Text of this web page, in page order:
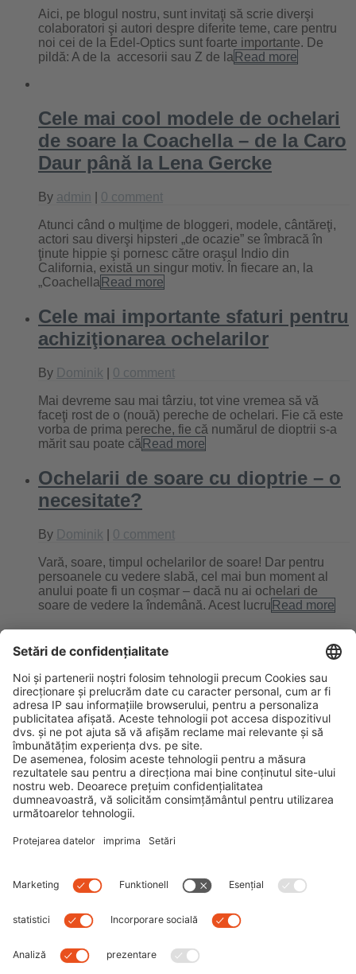
Aici, pe blogul nostru, sunt invitaţi să scrie diverşi
colaboratori şi autori despre diferite teme, care pentru
noi cei de la Edel-Optics sunt foarte importante. De
pildă: A de la accesorii sau Z de la Read more
Cele mai cool modele de ochelari
de soare la Coachella – de la Caro
Daur până la Lena Gercke
By admin 0 comment
Atunci când o mulţime de bloggeri, modele, cântăreţi,
actori sau diverşi hipsteri „de ocazie” se îmbracă în
ţinute hippie şi pornesc către oraşul Indio din
California, există un singur motiv. În fiecare an, la
„Coachella Read more
Cele mai importante sfaturi pentru
achiziţionarea ochelarilor
By Dominik 0 comment
Mai devreme sau mai târziu, tot vine vremea să vă
faceţi rost de o (nouă) pereche de ochelari. Fie că este
vorba de prima pereche, fie că numărul de dioptrii s-a
mărit sau poate că Read more
Ochelarii de soare cu dioptrie – o
necesitate?
By Dominik 0 comment
Vară, soare, timpul ochelarilor de soare! Dar pentru
persoanele cu vedere slabă, cel mai bun moment al
anului poate fi un coșmar – dacă nu ai ochelari de
soare de vedere la îndemână. Acest lucru Read more
Filtrare optimă cu ajutorul
ochelarilor polarizaţi
ByDominik|0 comment
Ochelarii de soare polarizați nu mai reprezintă doar un
mijloc de protecție clasic împotriva soarelui. Mai
degrabă, ei sunt astăzi un accesoriu indispensabil pe
care moda trebuie să-l adapteze şi să-l perfecṭioneze
continuu, totodată. ÎnRead more
Next Previous
Recent Posts
RADARUL DE TREND: Max Mara Mon Cœur